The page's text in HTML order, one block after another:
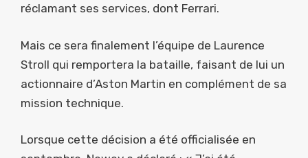
réclamant ses services, dont Ferrari.
Mais ce sera finalement l’équipe de Laurence
Stroll qui remportera la bataille, faisant de lui un
actionnaire d’Aston Martin en complément de sa
mission technique.
Lorsque cette décision a été officialisée en